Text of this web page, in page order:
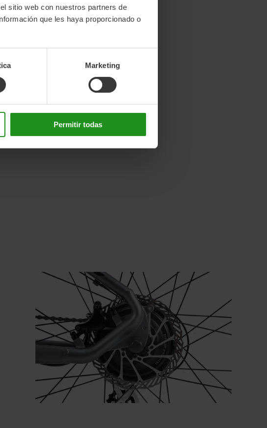
sitio web con nuestros partners de
que les haya proporcionado o
Marketing
Permitir todas